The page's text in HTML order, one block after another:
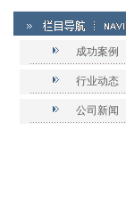
成功案例
行业动态
公司新闻